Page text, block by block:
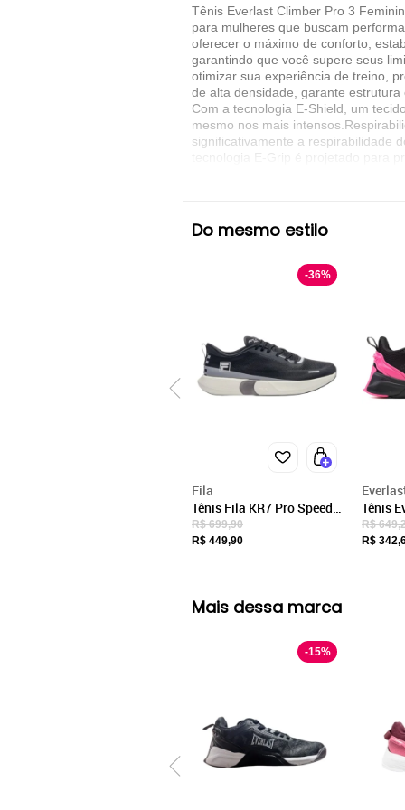
Tênis Everlast Climber Pro 3
para mulheres que buscam
oferecer o máximo de conforto,
garantindo que você supere seus
otimizar sua experiência de treino,
de alta densidade, garante
Com a tecnologia E-Shield, um
mesmo nos mais
significativamente a respirabilidade
tecnologia E-Grip é projetado para
estabilidade em cada
durante todo o treino.Everknit:
oferecendo um calce ajustado e
Disponíveis: Branco/Amarelo,
do Cabedal: Mesh, KNIT/TPU e
Contra defeito de
Horas.Invista no Tênis Everlast
tecnologia, conforto e durabilidade.
Denunciar este anúncio
Everlast Tênis Performance Everlast
Do mesmo estilo
-36%
Fila
Tênis Fila KR7 Pro Speed
Tech Feminino - Preto - fila
R$ 699,90
R$ 449,90
Tênis
2 Preto
R$
R$
Mais dessa marca
-15%